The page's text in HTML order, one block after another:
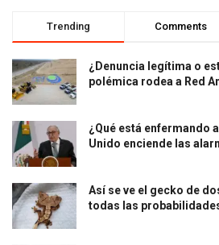
Trending Comments
¿Denuncia legítima o
polémica rodea a Red
¿Qué está enfermando
Unido enciende las
Así se ve el gecko de
todas las